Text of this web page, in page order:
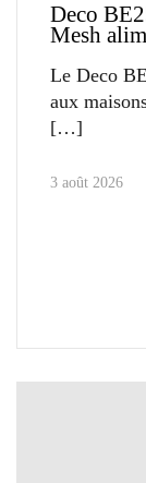
Deco
Mesh
Le Deco
aux
3 août 2026